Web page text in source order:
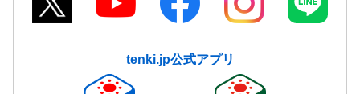
tenki.jp公式アプリ